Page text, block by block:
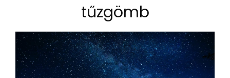
tűzgömb